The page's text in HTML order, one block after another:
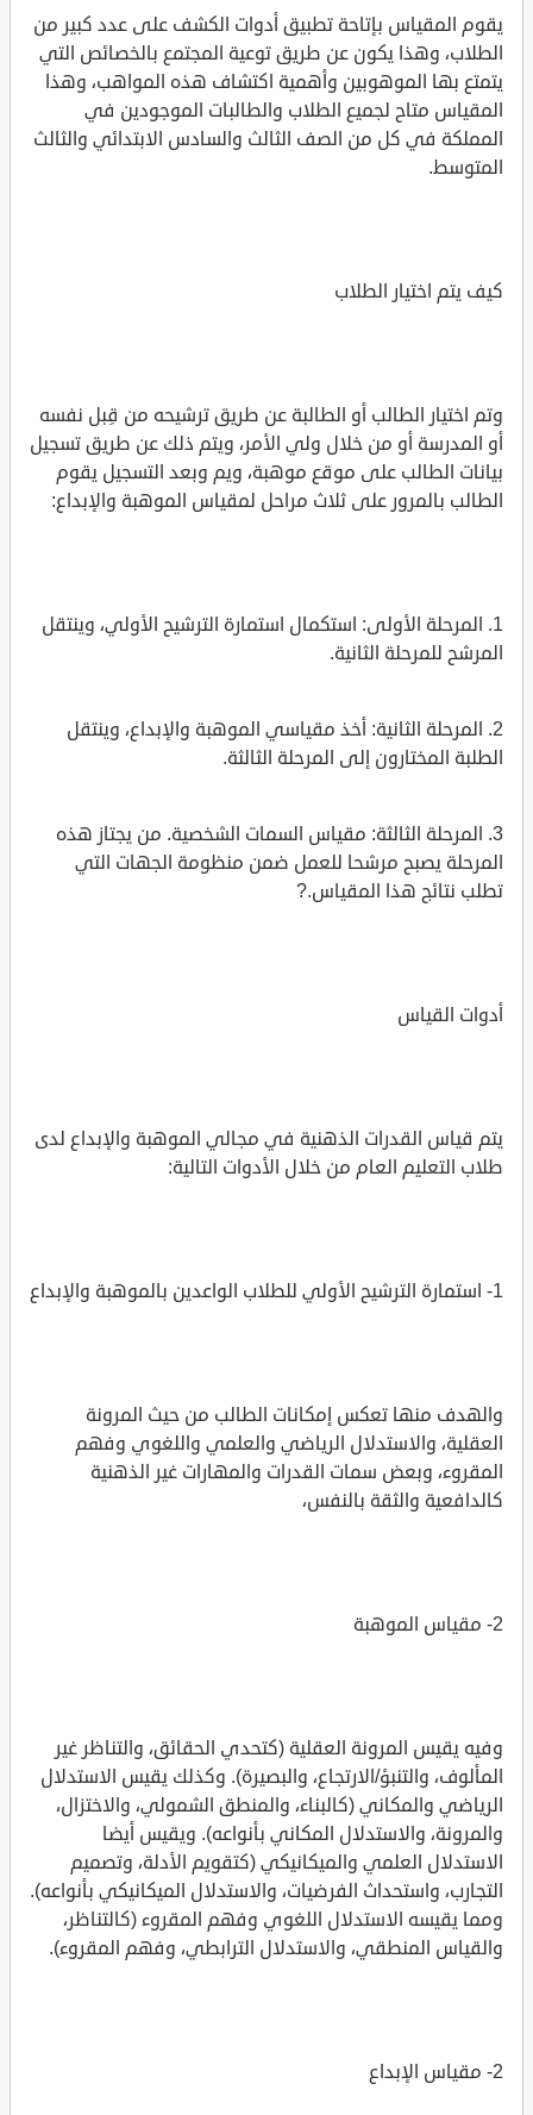
يقوم المقياس بإتاحة تطبيق أدوات الكشف على عدد كبير من
الطلاب، وهذا يكون عن طريق توعية المجتمع بالخصائص التي
يتمتع بها الموهوبين وأهمية اكتشاف هذه المواهب، وهذا
المقياس متاح لجميع الطلاب والطالبات الموجودين في
المملكة في كل من الصف الثالث والسادس الابتدائي والثالث
المتوسط.
كيف يتم اختيار الطلاب
وتم اختيار الطالب أو الطالبة عن طريق ترشيحه من قِبل نفسه
أو المدرسة أو من خلال ولي الأمر، ويتم ذلك عن طريق تسجيل
بيانات الطالب على موقع موهبة، ويم وبعد التسجيل يقوم
الطالب بالمرور على ثلاث مراحل لمقياس الموهبة والإبداع:
1. المرحلة الأولى: استكمال استمارة الترشيح الأولي، وينتقل
المرشح للمرحلة الثانية.
2. المرحلة الثانية: أخذ مقياسي الموهبة والإبداع، وينتقل
الطلبة المختارون إلى المرحلة الثالثة.
3. المرحلة الثالثة: مقياس السمات الشخصية. من يجتاز هذه
المرحلة يصبح مرشحا للعمل ضمن منظومة الجهات التي
تطلب نتائج هذا المقياس.?
أدوات القياس
يتم قياس القدرات الذهنية في مجالي الموهبة والإبداع لدى
طلاب التعليم العام من خلال الأدوات التالية:
1- استمارة الترشيح الأولي للطلاب الواعدين بالموهبة والإبداع
والهدف منها تعكس إمكانات الطالب من حيث المرونة
العقلية، والاستدلال الرياضي والعلمي واللغوي وفهم
المقروء، وبعض سمات القدرات والمهارات غير الذهنية
كالدافعية والثقة بالنفس،
2- مقياس الموهبة
وفيه يقيس المرونة العقلية (كتحدي الحقائق، والتناظر غير
المألوف، والتنبؤ/الارتجاع، والبصيرة). وكذلك يقيس الاستدلال
الرياضي والمكاني (كالبناء، والمنطق الشمولي، والاختزال،
والمرونة، والاستدلال المكاني بأنواعه). ويقيس أيضا
الاستدلال العلمي والميكانيكي (كتقويم الأدلة، وتصميم
التجارب، واستحداث الفرضيات، والاستدلال الميكانيكي بأنواعه).
ومما يقيسه الاستدلال اللغوي وفهم المقروء (كالتناظر،
والقياس المنطقي، والاستدلال الترابطي، وفهم المقروء).
2- مقياس الإبداع